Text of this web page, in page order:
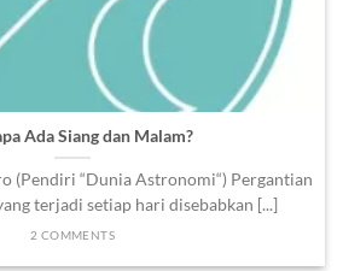
Ada Siang dan Malam?
(Pendiri “Dunia Astronomi“) Pergantian
terjadi setiap hari disebabkan [...]
2 COMMENTS